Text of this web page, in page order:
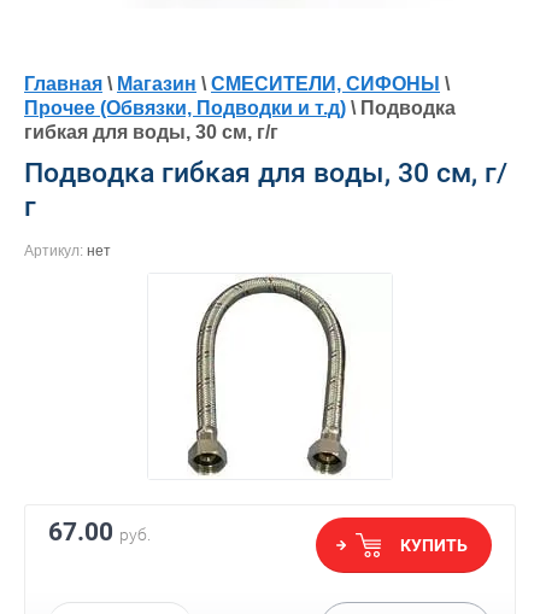
Главная \ Магазин \ СМЕСИТЕЛИ, СИФОНЫ \
Прочее (Обвязки, Подводки и т.д) \ Подводка
гибкая для воды, 30 см, г/г
Подводка гибкая для воды, 30 см, г/
г
Артикул: нет
67.00 руб.
КУПИТЬ